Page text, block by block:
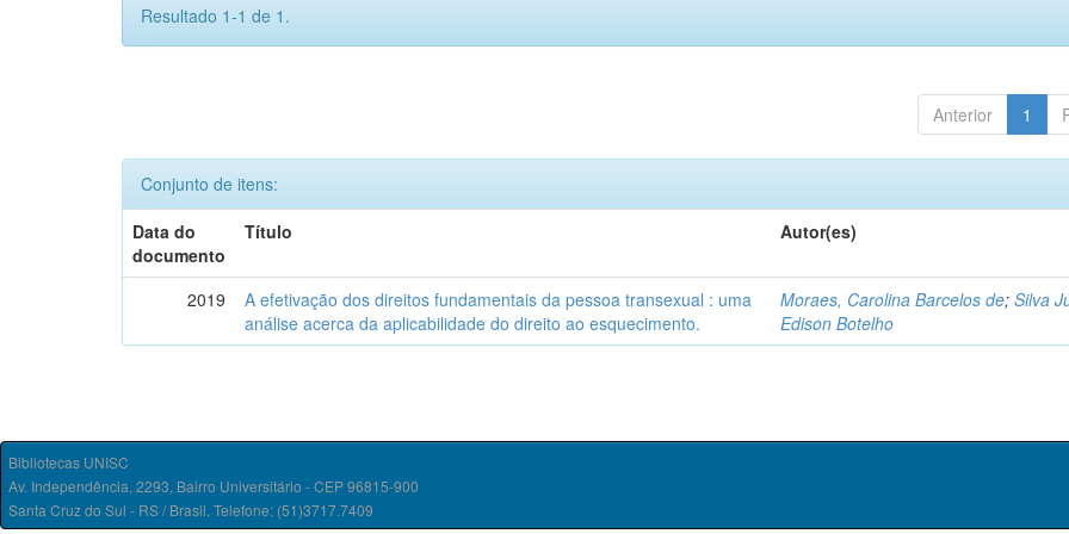
Resultado 1-1 de 1.
Anterior 1
Conjunto de itens:
Data do
documento
Título Autor(es)
2019
A efetivação dos direitos fundamentais da pessoa transexual : uma
análise acerca da aplicabilidade do direito ao esquecimento.
Moraes, Carolina Barcelos de;Silva
Edison Botelho
Bibliotecas UNISC
Av. Independência, 2293, Bairro Universitário - CEP 96815-900
Santa Cruz do Sul - RS / Brasil. Telefone: (51)3717.7409